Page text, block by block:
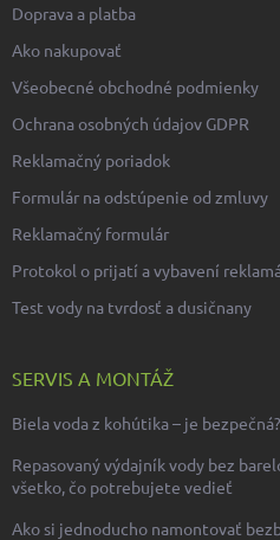
Doprava a platba
Ako nakupovať
Všeobecné obchodné podmienky
Ochrana osobných údajov GDPR
Reklamačný poriadok
Formulár na odstúpenie od zmluvy
Reklamačný formulár
Protokol o prijatí a vybavení
Test vody na tvrdosť a dusičnany
SERVIS A MONTÁŽ
Biela voda z kohútika – je bezpečná?
Repasovaný výdajník vody bez
všetko, čo potrebujete vedieť
Ako si jednoducho namontovať